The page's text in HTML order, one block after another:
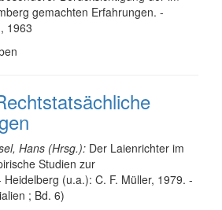
gemachten Erfahrungen. -
1963
Hans (Hrsg.): Der Laienrichter im
Studien zur
(u.a.): C. F. Müller, 1979. -
; Bd. 6)